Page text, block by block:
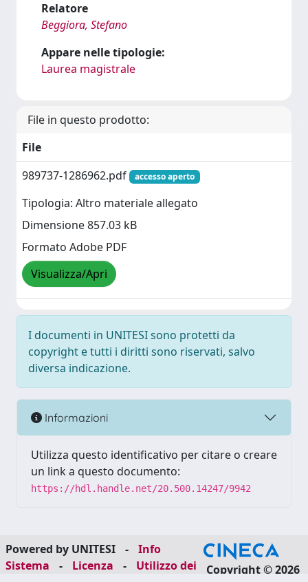
Relatore
Beggiora, Stefano
Appare nelle tipologie:
Laurea magistrale
File in questo prodotto:
File
989737-1286962.pdf
accesso aperto
Tipologia: Altro materiale allegato
Dimensione 857.03 kB
Formato Adobe PDF
Visualizza/Apri
I documenti in UNITESI sono protetti da
copyright e tutti i diritti sono riservati, salvo
diversa indicazione.
Informazioni
Utilizza questo identificativo per citare o creare
un link a questo documento:
https://hdl.handle.net/20.500.14247/9942
Powered by UNITESI -
Info
Sistema
- Licenza -
Utilizzo dei
Copyright © 2026